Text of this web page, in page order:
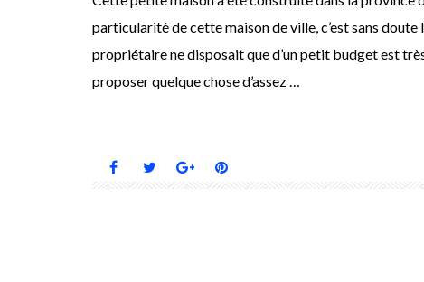
particularité de cette maison de ville, c’est sans
propriétaire ne disposait que d’un petit budget est
proposer quelque chose d’assez …